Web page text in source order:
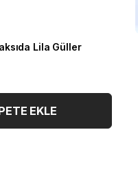
Lila Güller
EKLE